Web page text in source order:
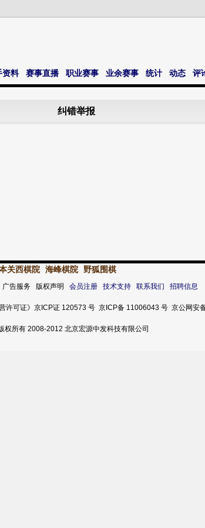
资料 赛事直播 职业赛事 业余赛事 统计 动态 评
纠错举报
关西棋院 海峰棋院 野狐围棋
告服务 版权声明 会员注册 技术支持 联系我们 招聘信息
许可证》京ICP证 120573 号 京ICP备 11006043 号 京公网安
权所有 2008-2012 北京宏源中发科技有限公司